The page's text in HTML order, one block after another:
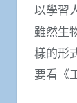
以學習
雖然生
樣的形
要看《